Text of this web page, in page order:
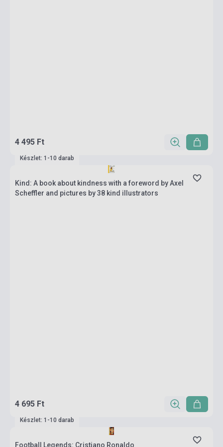
4 495 Ft
Készlet: 1-10 darab
Kind: A book about kindness with a foreword by Axel
Scheffler and pictures by 38 kind illustrators
4 695 Ft
Készlet: 1-10 darab
Football Legends: Cristiano Ronaldo